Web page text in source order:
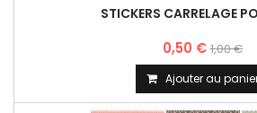
STICKERS CARRELAGE
0,50 €1,00 €
Ajouter au